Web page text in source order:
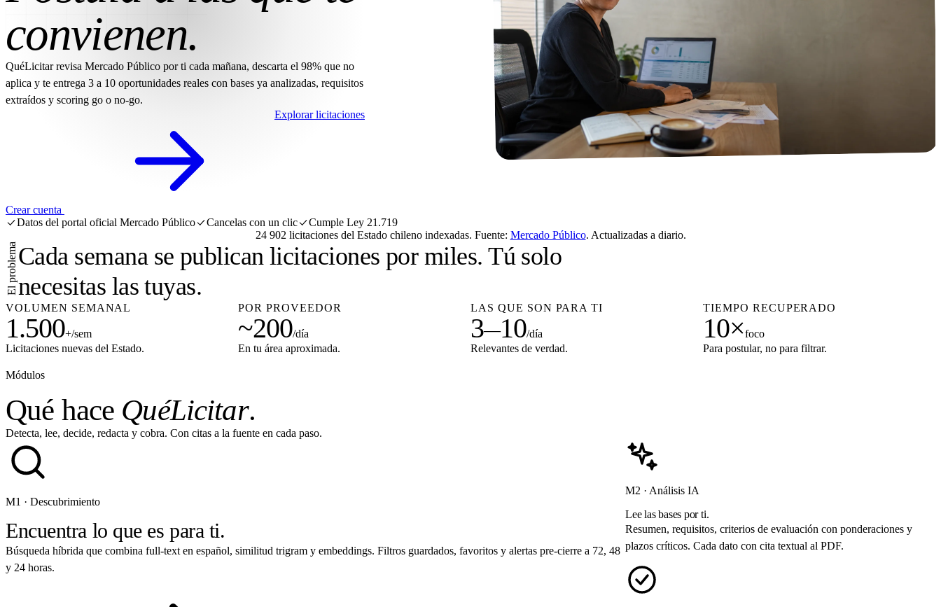
convienen.
QuéLicitar revisa Mercado Público por ti cada mañana, descarta el 98% que no
aplica y te entrega 3 a 10 oportunidades reales con bases ya analizadas, requisitos
extraídos y scoring go o no-go.
Crear cuenta
Explorar licitaciones
Datos del portal oficial Mercado Público Cancelas con un clic Cumple Ley 21.719
24 902 licitaciones del Estado chileno indexadas. Fuente: Mercado Público. Actualizadas a diario.
El problemaCada semana se publican licitaciones por miles. Tú solo
necesitas las tuyas.
VOLUMEN SEMANAL
1.500+/sem
Licitaciones nuevas del Estado.
POR PROVEEDOR
~200/día
En tu área aproximada.
LAS QUE SON PARA TI
3—10/día
Relevantes de verdad.
TIEMPO RECUPERADO
10×foco
Para postular, no para filtrar.
Módulos
Qué hace QuéLicitar.
Detecta, lee, decide, redacta y cobra. Con citas a la fuente en cada paso.
M1 · Descubrimiento
Encuentra lo que es para ti.
Búsqueda híbrida que combina full-text en español, similitud trigram y embeddings. Filtros guardados, favoritos y alertas pre-cierre a 72, 48
y 24 horas.
M2 · Análisis IA
Lee las bases por ti.
Resumen, requisitos, criterios de evaluación con ponderaciones y
plazos críticos. Cada dato con cita textual al PDF.